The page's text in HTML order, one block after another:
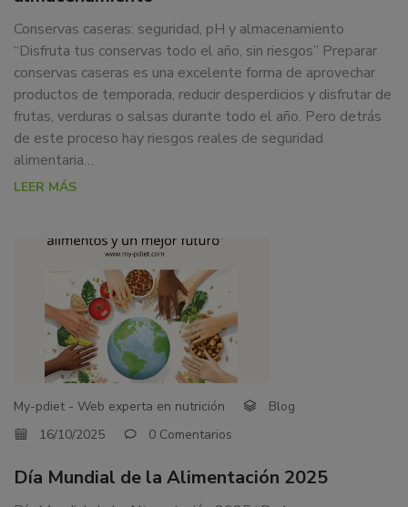
Conservas caseras: seguridad, pH y almacenamiento
“Disfruta tus conservas todo el año, sin riesgos” Preparar
conservas caseras es una excelente forma de aprovechar
productos de temporada, reducir desperdicios y disfrutar de
frutas, verduras o salsas durante todo el año. Pero detrás
de este proceso hay riesgos reales de seguridad
alimentaria…
LEER MÁS
My-pdiet - Web experta en nutrición
Blog
16/10/2025
0 Comentarios
Día Mundial de la Alimentación 2025